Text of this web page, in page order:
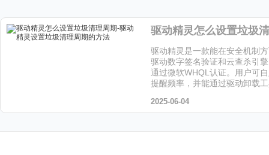
驱动精灵是一款能在安全机制
驱动数字签名验证和云查杀引
通过微软WHQL认证。用户可
提醒频率，并能通过驱动卸载
站下载吧！
2025-06-04